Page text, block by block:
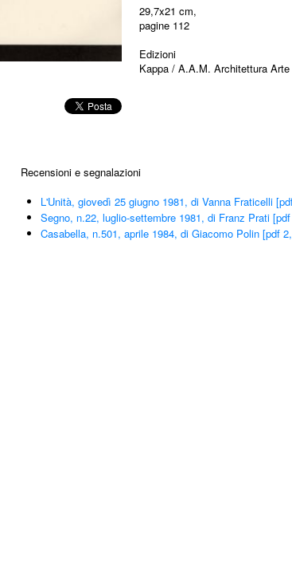
29,7x21 cm,
pagine 112
Edizioni
Kappa / A.A.M. Architettura
Recensioni e segnalazioni
L'Unità, giovedì 25 giugno 1981, di Vanna Fraticelli
Segno, n.22, luglio-settembre 1981, di Franz Prati
Casabella, n.501, aprile 1984, di Giacomo Polin [pdf